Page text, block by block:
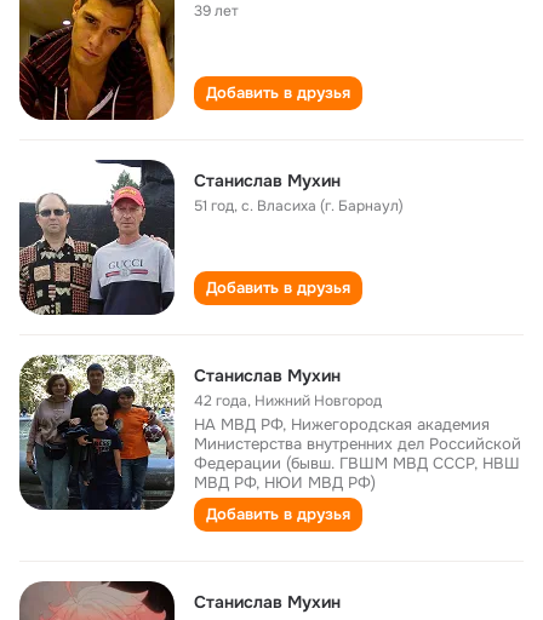
39 лет
Добавить в друзья
Станислав Мухин
51 год,с. Власиха (г. Барнаул)
Добавить в друзья
Станислав Мухин
42 года, Нижний Новгород
НА МВД РФ, Нижегородская академия
Министерства внутренних дел Российской
Федерации (бывш. ГВШМ МВД СССР, НВШ
МВД РФ, НЮИ МВД РФ)
Добавить в друзья
Станислав Мухин